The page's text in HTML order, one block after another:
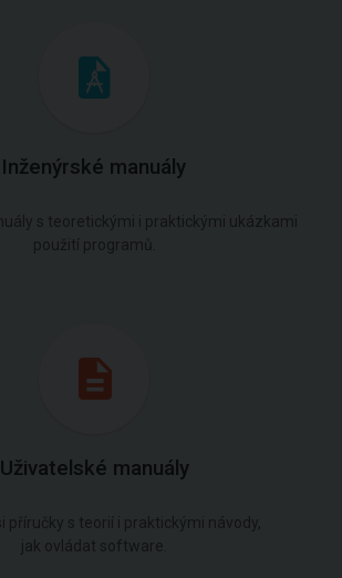
Inženýrské manuály
s teoretickými i praktickými ukázkami
použití programů.
Uživatelské manuály
příručky s teorií i praktickými návody,
jak ovládat software.